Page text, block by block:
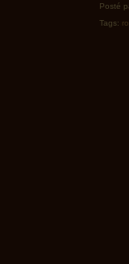
Posté
Tags: